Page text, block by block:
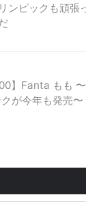
ンピックも頑
】Fanta もも
が今年も発売〜